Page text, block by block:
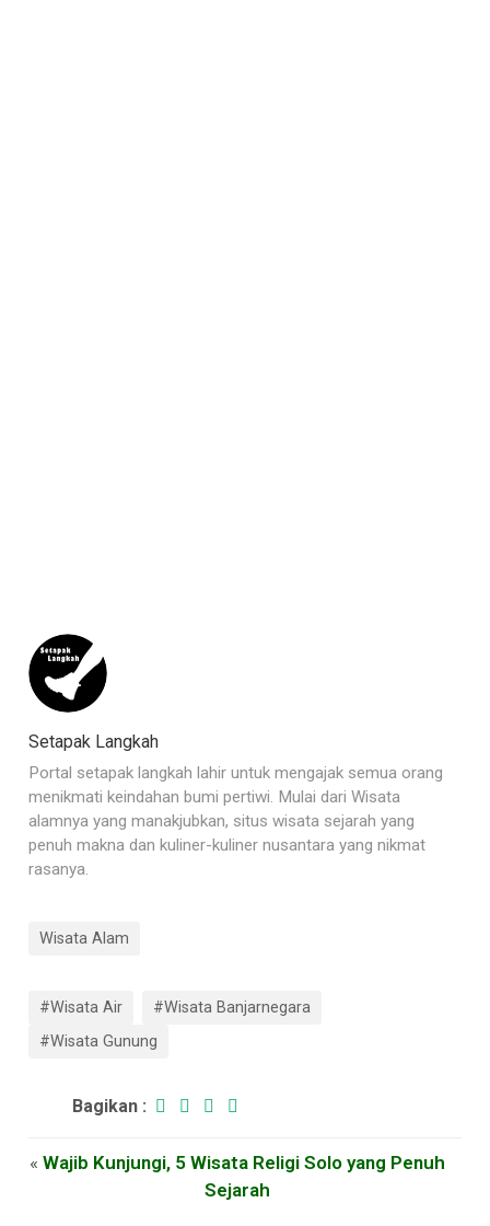
Setapak Langkah
Portal setapak langkah lahir untuk mengajak semua orang
menikmati keindahan bumi pertiwi. Mulai dari Wisata
alamnya yang manakjubkan, situs wisata sejarah yang
penuh makna dan kuliner-kuliner nusantara yang nikmat
rasanya.
Wisata Alam
#Wisata Air
#Wisata Banjarnegara
#Wisata Gunung
Bagikan :
« Wajib Kunjungi, 5 Wisata Religi Solo yang Penuh
Sejarah